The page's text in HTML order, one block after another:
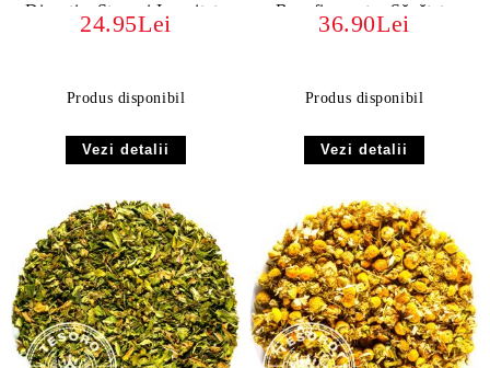
Digestie, Stres și Imunitate
24.95Lei
Produs disponibil
Vezi detalii
Benefic pentru Sănătate
36.90Lei
Produs disponibil
Vezi detalii